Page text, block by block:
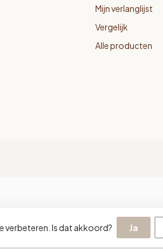
Mijn verlanglijst
Vergelijk
Alle producten
Dyvelopment
verbeteren. Is dat akkoord? Ja